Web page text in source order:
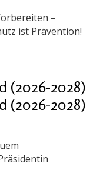
–
ist Prävention!
(2026-2028)
(2026-2028)